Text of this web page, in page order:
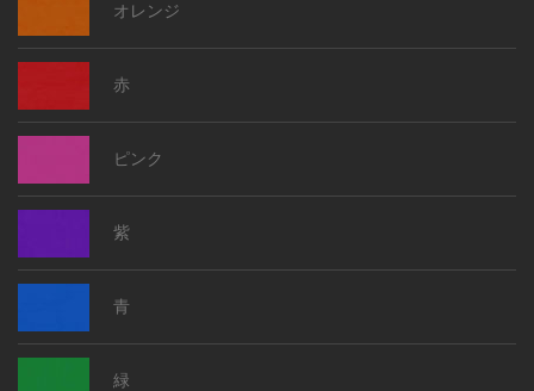
オレンジ
赤
ピンク
紫
青
緑